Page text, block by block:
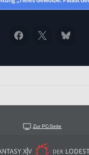
Zur PC-Seite